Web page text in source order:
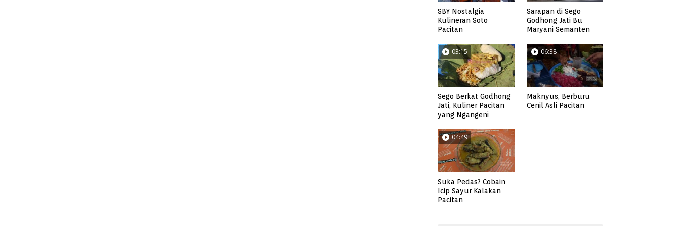
SBY Nostalgia
Kulineran Soto
Pacitan
Sarapan di Sego
Godhong Jati Bu
Maryani Semanten
03:15
Sego Berkat Godhong
Jati, Kuliner Pacitan
yang Ngangeni
06:38
Maknyus, Berburu
Cenil Asli Pacitan
04:49
Suka Pedas? Cobain
Icip Sayur Kalakan
Pacitan